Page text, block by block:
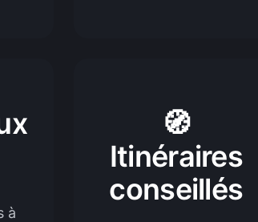
à
🧭
Itinéraires
conseillés